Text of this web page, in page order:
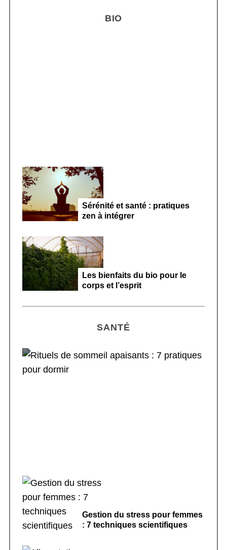
BIO
Sérénité et santé : pratiques
zen à intégrer
Les bienfaits du bio pour le
corps et l’esprit
SANTÉ
Gestion du stress pour femmes
: 7 techniques scientifiques